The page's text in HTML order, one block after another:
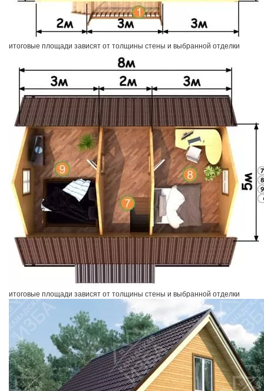
итоговые площади зависят от толщины стены и выбранной отделки
итоговые площади зависят от толщины стены и выбранной отделки